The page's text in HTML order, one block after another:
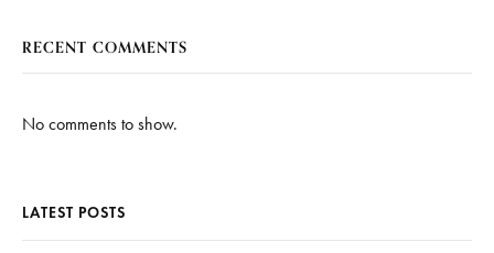
RECENT COMMENTS
No comments to show.
LATEST POSTS